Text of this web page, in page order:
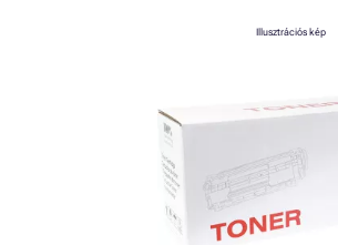
Illusztrációs kép